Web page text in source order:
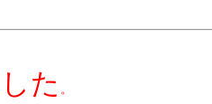
た 。